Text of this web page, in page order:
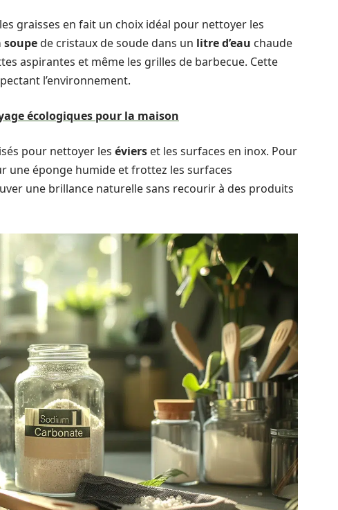
graisses en fait un choix idéal pour nettoyer les
soupede cristaux de soude dans un litre d’eau chaude
aspirantes et même les grilles de barbecue. Cette
l’environnement.
écologiques pour la maison
pour nettoyer les éviers et les surfaces en inox. Pour
une éponge humide et frottez les surfaces
une brillance naturelle sans recourir à des produits